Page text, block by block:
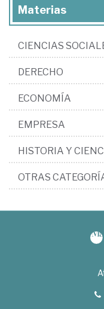
Materias
CIENCIAS
DERECHO
ECONOMÍA
EMPRESA
HISTORIA Y
OTRAS